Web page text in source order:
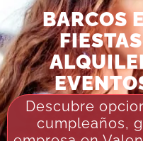
BARCOS
Descubre
cumpleaños,